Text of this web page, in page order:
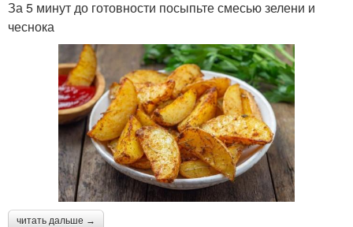
За 5 минут до готовности посыпьте смесью зелени и
чеснока
читать дальше →